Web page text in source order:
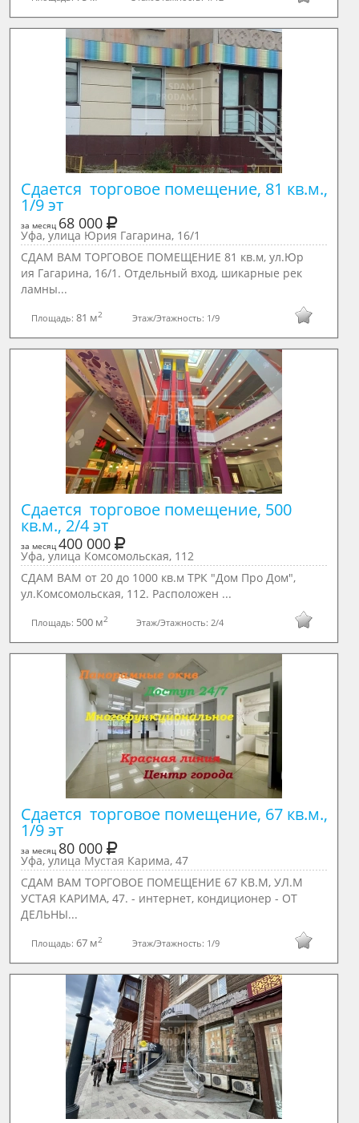
Сдается  торговое помещение, 81 кв.м.,
1/9 эт
за месяц 68 000
Уфа, улица Юрия Гагарина, 16/1
СДАМ ВАМ ТОРГОВОЕ ПОМЕЩЕНИЕ 81 кв.м, ул.Юр
ия Гагарина, 16/1. Отдельный вход, шикарные рек
ламны...
Площадь:81 м2 Этаж/Этажность: 1/9
Сдается  торговое помещение, 500
кв.м., 2/4 эт
за месяц 400 000
Уфа, улица Комсомольская, 112
СДАМ ВАМ от 20 до 1000 кв.м ТРК "Дом Про Дом",
ул.Комсомольская, 112. Расположен ...
Площадь: 500 м2 Этаж/Этажность: 2/4
Сдается  торговое помещение, 67 кв.м.,
1/9 эт
за месяц 80 000
Уфа, улица Мустая Карима, 47
СДАМ ВАМ ТОРГОВОЕ ПОМЕЩЕНИЕ 67 КВ.М, УЛ.М
УСТАЯ КАРИМА, 47. - интернет, кондиционер - ОТ
ДЕЛЬНЫ...
Площадь:67 м2 Этаж/Этажность: 1/9